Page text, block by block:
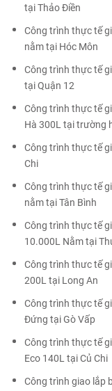
tại Thảo Điền
Công trình thực tế
nằm tại Hóc Môn
Công trình thực tế
tại Quận 12
Công trình thực tế
Hà 300L tại trường
Công trình thực tế
Chi
Công trình thực tế
nằm tại Tân Bình
Công trình thực tế
10.000L Nằm tại
Công trình thưc tế
200L tại Long An
Công trình thực tế
Đứng tại Gò Vấp
Công trình thực tế
Eco 140L tại Củ Chi
Công trình giao lắp